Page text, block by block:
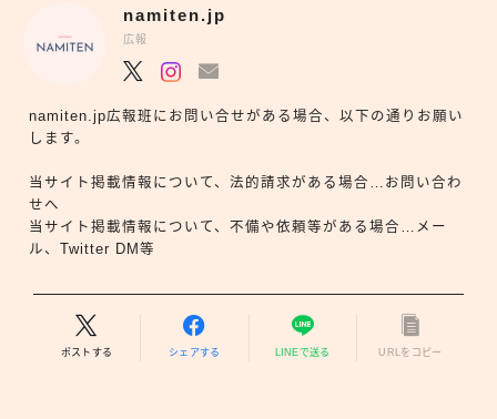
namiten.jp
広報
namiten.jp広報班にお問い合せがある場合、以下の通りお願い
します。
当サイト掲載情報について、法的請求がある場合…お問い合わ
せへ
当サイト掲載情報について、不備や依頼等がある場合…メー
ル、Twitter DM等
ポストする シェアする LINEで送る URLをコピー